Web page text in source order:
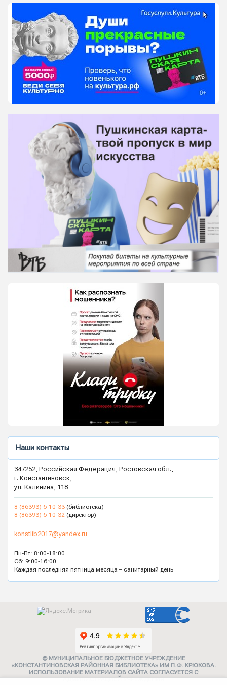
Наши контакты
347252, Российская Федерация, Ростовская обл.,
г. Константиновск,
ул. Калинина, 118
8 (86393) 6-10-33 (библиотека)
8 (86393) 6-10-32 (директор)
konstlib2017@yandex.ru
Пн-Пт: 8:00-18:00
Сб: 9:00-16:00
Каждая последняя пятница месяца – санитарный день
© МУНИЦИПАЛЬНОЕ БЮДЖЕТНОЕ УЧРЕЖДЕНИЕ
«КОНСТАНТИНОВСКАЯ РАЙОННАЯ БИБЛИОТЕКА» ИМ П.Ф. КРЮКОВА.
ИСПОЛЬЗОВАНИЕ МАТЕРИАЛОВ САЙТА СОГЛАСУЕТСЯ С
АДМИНИСТРАЦИЕЙ УЧРЕЖДЕНИЯ